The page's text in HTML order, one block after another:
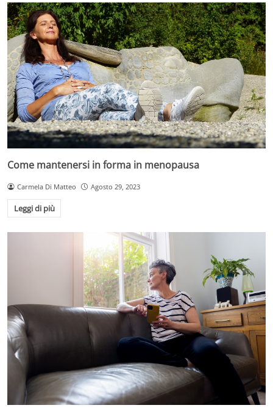
Come mantenersi in forma in menopausa
Carmela Di Matteo Agosto 29, 2023
Leggi di più